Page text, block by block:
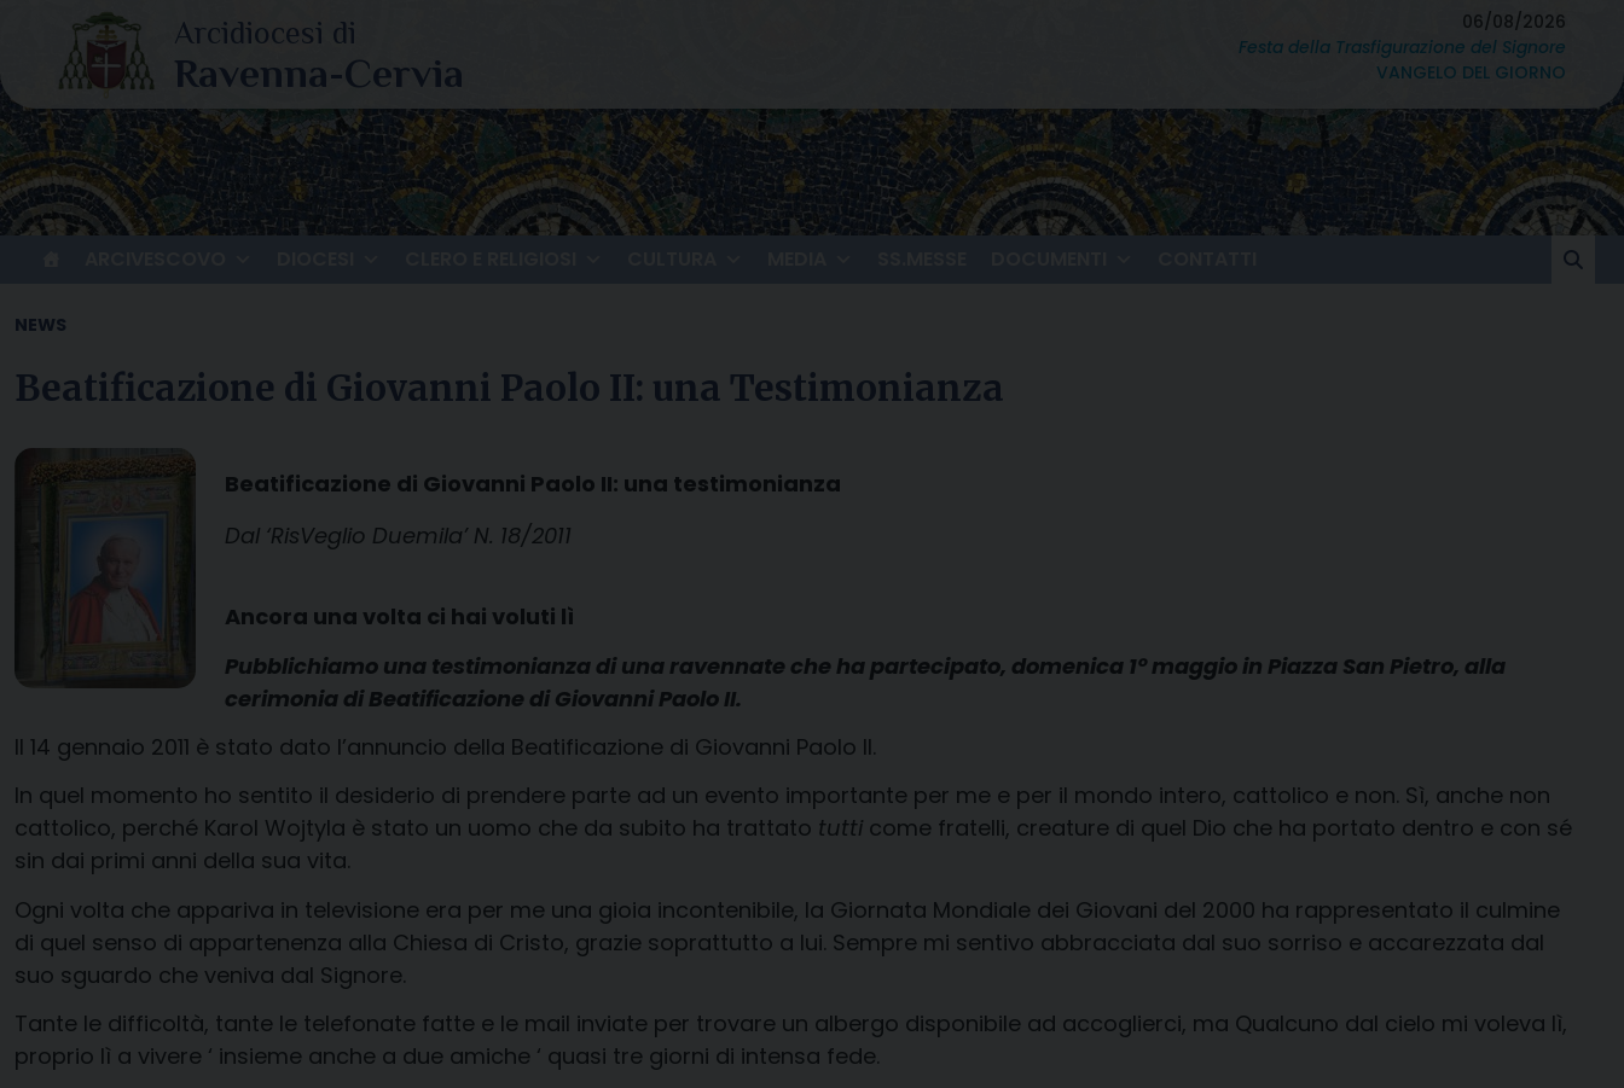
content
06/08/2026
Festa della Trasfigurazione del Signore
VANGELO DEL GIORNO
NEWS
Beatificazione di Giovanni Paolo II: una Testimonianza
Beatificazione di Giovanni Paolo II: una testimonianza
Dal ‘RisVeglio Duemila’ N. 18/2011
Ancora una volta ci hai voluti lì
Pubblichiamo una testimonianza di una ravennate che ha partecipato, domenica 1° maggio in Piazza San Pietro, alla
cerimonia di Beatificazione di Giovanni Paolo II.
Il 14 gennaio 2011 è stato dato l’annuncio della Beatificazione di Giovanni Paolo II.
In quel momento ho sentito il desiderio di prendere parte ad un evento importante per me e per il mondo intero, cattolico e non. Sì, anche non
cattolico, perché Karol Wojtyla è stato un uomo che da subito ha trattato tutti come fratelli, creature di quel Dio che ha portato dentro e con sé
sin dai primi anni della sua vita.
Ogni volta che appariva in televisione era per me una gioia incontenibile, la Giornata Mondiale dei Giovani del 2000 ha rappresentato il culmine
di quel senso di appartenenza alla Chiesa di Cristo, grazie soprattutto a lui. Sempre mi sentivo abbracciata dal suo sorriso e accarezzata dal
suo sguardo che veniva dal Signore.
Tante le difficoltà, tante le telefonate fatte e le mail inviate per trovare un albergo disponibile ad accoglierci, ma Qualcuno dal cielo mi voleva lì,
proprio lì a vivere ‘ insieme anche a due amiche ‘ quasi tre giorni di intensa fede.